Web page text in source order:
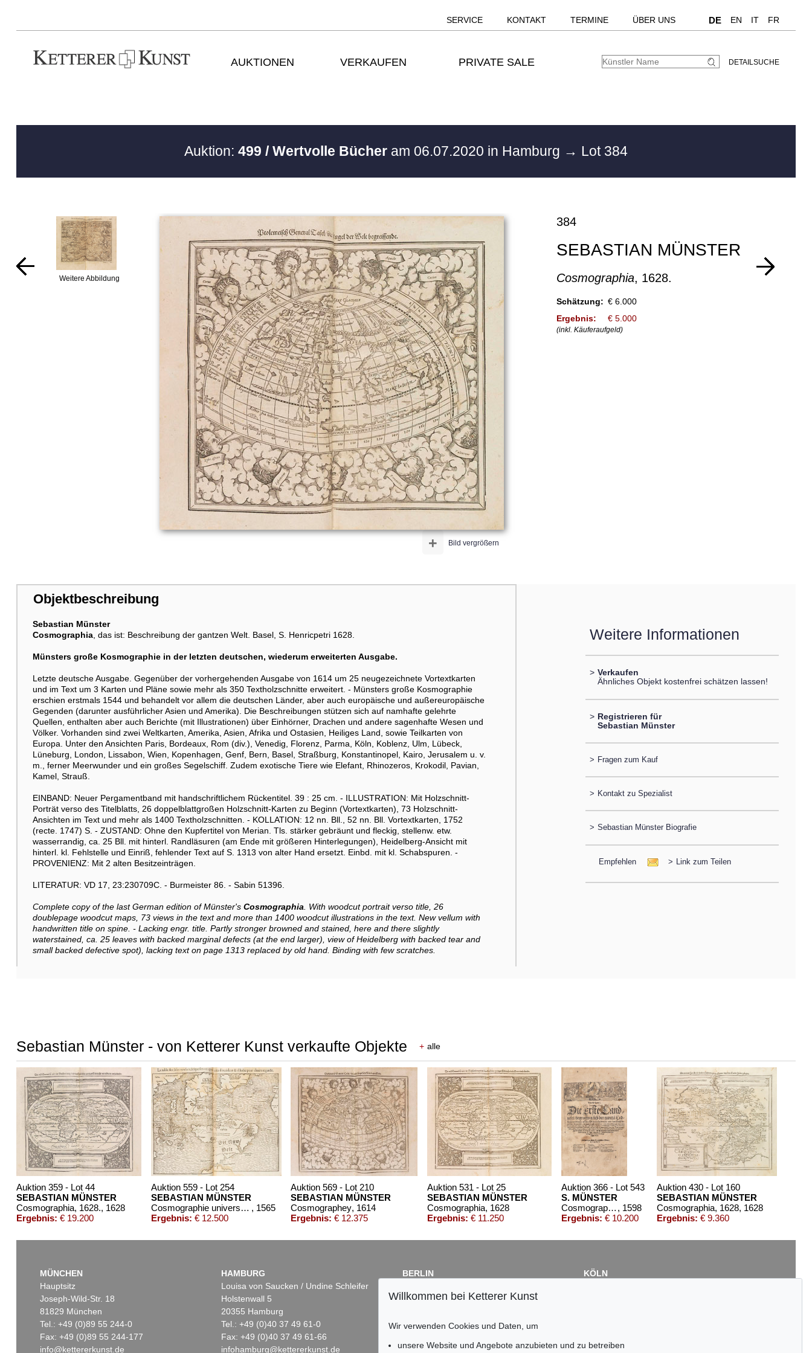
SERVICE KONTAKT TERMINE ÜBER UNS DE EN IT FR
AUKTIONEN VERKAUFEN PRIVATE SALE DETAILSUCHE
Auktion: 499 / Wertvolle Bücheram 06.07.2020 in Hamburg → Lot 384
Weitere Abbildung
Bild vergrößern
+
384
SEBASTIAN MÜNSTER
Cosmographia, 1628.
Schätzung: € 6.000
Ergebnis:
€ 5.000
(inkl. Käuferaufgeld)
Objektbeschreibung
Sebastian Münster
Cosmographia, das ist: Beschreibung der gantzen Welt. Basel, S. Henricpetri 1628.
Münsters große Kosmographie in der letzten deutschen, wiederum erweiterten Ausgabe.
Letzte deutsche Ausgabe. Gegenüber der vorhergehenden Ausgabe von 1614 um 25 neugezeichnete Vortextkarten
und im Text um 3 Karten und Pläne sowie mehr als 350 Textholzschnitte erweitert. - Münsters große Kosmographie
erschien erstmals 1544 und behandelt vor allem die deutschen Länder, aber auch europäische und außereuropäische
Gegenden (darunter ausführlicher Asien und Amerika). Die Beschreibungen stützen sich auf namhafte gelehrte
Quellen, enthalten aber auch Berichte (mit Illustrationen) über Einhörner, Drachen und andere sagenhafte Wesen und
Völker. Vorhanden sind zwei Weltkarten, Amerika, Asien, Afrika und Ostasien, Heiliges Land, sowie Teilkarten von
Europa. Unter den Ansichten Paris, Bordeaux, Rom (div.), Venedig, Florenz, Parma, Köln, Koblenz, Ulm, Lübeck,
Lüneburg, London, Lissabon, Wien, Kopenhagen, Genf, Bern, Basel, Straßburg, Konstantinopel, Kairo, Jerusalem u. v.
m., ferner Meerwunder und ein großes Segelschiff. Zudem exotische Tiere wie Elefant, Rhinozeros, Krokodil, Pavian,
Kamel, Strauß.
EINBAND: Neuer Pergamentband mit handschriftlichem Rückentitel. 39 : 25 cm. - ILLUSTRATION: Mit Holzschnitt-
Porträt verso des Titelblatts, 26 doppelblattgroßen Holzschnitt-Karten zu Beginn (Vortextkarten), 73 Holzschnitt-
Ansichten im Text und mehr als 1400 Textholzschnitten. - KOLLATION: 12 nn. Bll., 52 nn. Bll. Vortextkarten, 1752
(recte. 1747) S. - ZUSTAND: Ohne den Kupfertitel von Merian. Tls. stärker gebräunt und fleckig, stellenw. etw.
wasserrandig, ca. 25 Bll. mit hinterl. Randläsuren (am Ende mit größeren Hinterlegungen), Heidelberg-Ansicht mit
hinterl. kl. Fehlstelle und Einriß, fehlender Text auf S. 1313 von alter Hand ersetzt. Einbd. mit kl. Schabspuren. -
PROVENIENZ: Mit 2 alten Besitzeinträgen.
LITERATUR: VD 17, 23:230709C. - Burmeister 86. - Sabin 51396.
Complete copy of the last German edition of Münster's Cosmographia. With woodcut portrait verso title, 26
doublepage woodcut maps, 73 views in the text and more than 1400 woodcut illustrations in the text. New vellum with
handwritten title on spine. - Lacking engr. title. Partly stronger browned and stained, here and there slightly
waterstained, ca. 25 leaves with backed marginal defects (at the end larger), view of Heidelberg with backed tear and
small backed defective spot), lacking text on page 1313 replaced by old hand. Binding with few scratches.
Weitere Informationen
> Verkaufen
Ähnliches Objekt kostenfrei schätzen lassen!
> Registrieren für
Sebastian Münster
> Fragen zum Kauf
> Kontakt zu Spezialist
> Sebastian Münster Biografie
Empfehlen > Link zum Teilen
Sebastian Münster - von Ketterer Kunst verkaufte Objekte + alle
Auktion 359 - Lot 44
SEBASTIAN MÜNSTER
Cosmographia, 1628., 1628
Ergebnis: € 19.200
Auktion 559 - Lot 254
SEBASTIAN MÜNSTER
Cosmographie universelle , 1565
Ergebnis: € 12.500
Auktion 569 - Lot 210
SEBASTIAN MÜNSTER
Cosmographey, 1614
Ergebnis: € 12.375
Auktion 531 - Lot 25
SEBASTIAN MÜNSTER
Cosmographia, 1628
Ergebnis: € 11.250
Auktion 366 - Lot 543
S. MÜNSTER
Cosmographey. Basel 1598. , 1598
Ergebnis: € 10.200
Auktion 430 - Lot 160
SEBASTIAN MÜNSTER
Cosmographia, 1628, 1628
Ergebnis: € 9.360
MÜNCHEN
Hauptsitz
Joseph-Wild-Str. 18
81829 München
Tel.: +49 (0)89 55 244-0
Fax: +49 (0)89 55 244-177
info@kettererkunst.de
HAMBURG
Louisa von Saucken / Undine Schleifer
Holstenwall 5
20355 Hamburg
Tel.: +49 (0)40 37 49 61-0
Fax: +49 (0)40 37 49 61-66
infohamburg@kettererkunst.de
BERLIN
Fasanenstr. 70
Tel.: +49 (0)30 88 67 53-63
infoberlin@kettererkunst.de
KÖLN
Willkommen bei Ketterer Kunst
Wir verwenden Cookies und Daten, um
unsere Website und Angebote anzubieten und zu betreiben